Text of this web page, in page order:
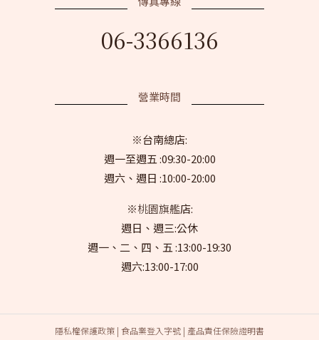
06-3366136
※台南總店:
週一至週五 :09:30-20:00
週六、週日 :10:00-20:00
營業時間
※桃園旗艦店:
週日、週三:公休
週一、二、四、五 :13:00-19:30
週六:13:00-17:00
隱私權保護政策 | 食品業登入字號 | 產品責任保險證明書